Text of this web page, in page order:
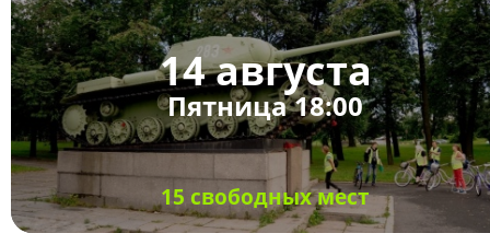
14 августа
Пятница 18:00
15 свободных мест